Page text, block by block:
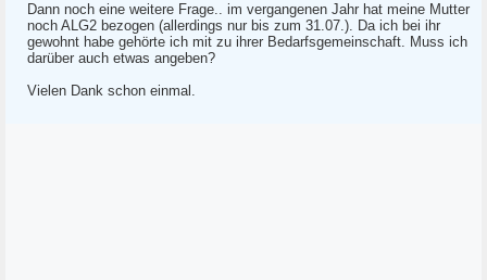
Dann noch eine weitere Frage.. im vergangenen Jahr hat meine Mutter
noch ALG2 bezogen (allerdings nur bis zum 31.07.). Da ich bei ihr
gewohnt habe gehörte ich mit zu ihrer Bedarfsgemeinschaft. Muss ich
darüber auch etwas angeben?
Vielen Dank schon einmal.